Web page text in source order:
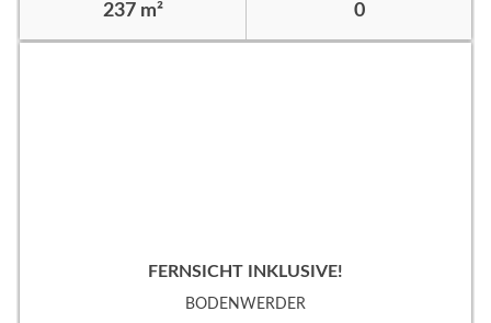
237 m² 0
FERNSICHT INKLUSIVE!
BODENWERDER